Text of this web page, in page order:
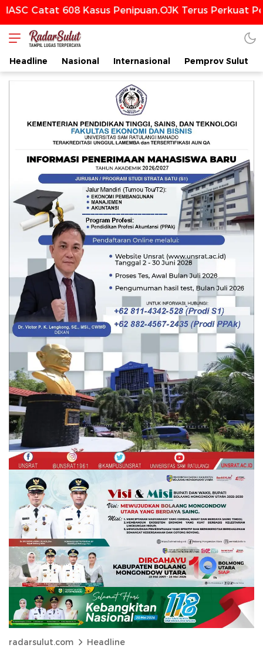
608 Kasus Penipuan,OJK Terus Perkuat
Headline Nasional Internasional Pemprov Sulut
radarsulut.com Headline